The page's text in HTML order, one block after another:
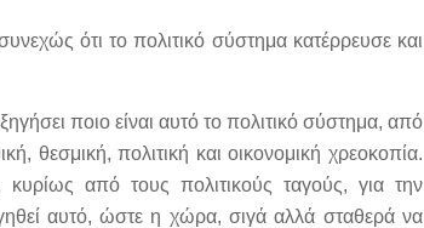
ότι το πολιτικό σύστημα κατέρρευσε και
ποιο είναι αυτό το πολιτικό σύστημα, από
θεσμική, πολιτική και οικονομική χρεοκοπία.
κυρίως από τους πολιτικούς ταγούς, για την
αυτό, ώστε η χώρα, σιγά αλλά σταθερά να